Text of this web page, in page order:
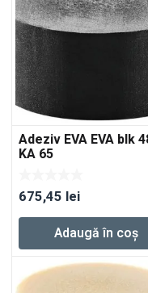
Adeziv EVA EVA blk
KA 65
675,45 lei
Adaugă în coș